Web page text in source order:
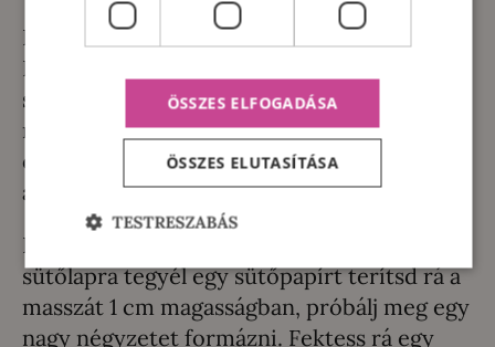
Innen kétféleképpen mehetünk tovább.
Nekem van müzliszelet készítő szilikon
sütőformám, én ezt szoktam használni.
megtöltöm a formákat és egy
célszerszámmal bele is nyomkodom, hogy
amennyire lehet összeálljon.
Ha nincs ilyen formád, akkor sincs baj. Egy
sütőlapra tegyél egy sütőpapírt terítsd rá a
masszát 1 cm magasságban, próbálj meg egy
nagy négyzetet formázni. Fektess rá egy
ÖSSZES ELFOGADÁSA
ÖSSZES ELUTASÍTÁSA
TESTRESZABÁS